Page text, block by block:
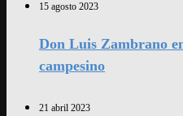
15 agosto 2023
Don Luis Zambrano
campesino
21 abril 2023